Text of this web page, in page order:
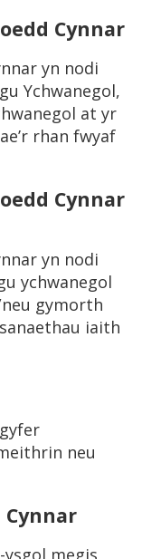
Cynnar
yn nodi
Ychwanegol,
at yr
rhan fwyaf
Cynnar
yn nodi
ychwanegol
neu gymorth
iaith
neu
Cynnar
megis